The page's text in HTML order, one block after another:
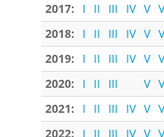
2017:
I II III IV V
2018:
I II III IV V
2019:
I II III IV V
2020:
I II III V
2021:
I II III IV V
2022:
I II III IV V